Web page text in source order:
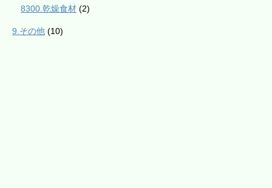
8300.乾燥食材 (2)
9.その他 (10)